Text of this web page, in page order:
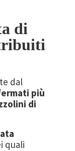
di
dal
più
di
quali